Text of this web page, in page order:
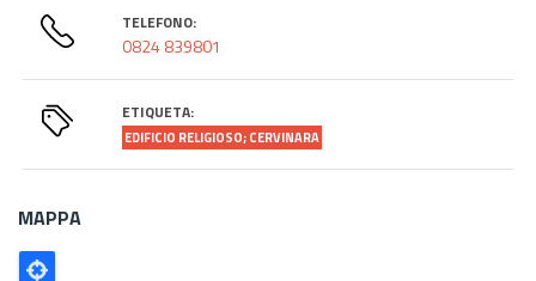
TELEFONO:
0824 839801
ETIQUETA:
EDIFICIO RELIGIOSO; CERVINARA
MAPPA
Poligono